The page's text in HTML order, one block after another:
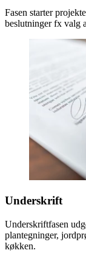
Fasen starter
beslutninger fx valg
Underskrift
Underskriftfasen
plantegninger,
køkken.